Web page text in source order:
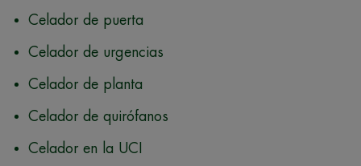
Celador de puerta
Celador de urgencias
Celador de planta
Celador de quirófanos
Celador en la UCI